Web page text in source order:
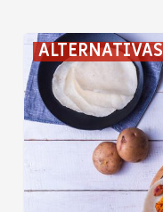
Tortillas
con
picadillo